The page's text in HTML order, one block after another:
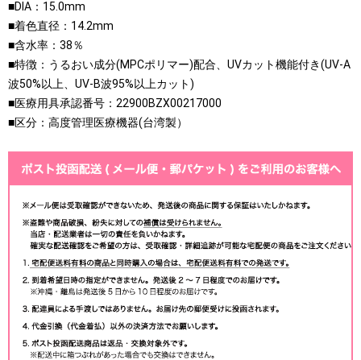
■DIA：15.0mm
■着色直径：14.2mm
■含水率：38％
■特徴：うるおい成分(MPCポリマー)配合、UVカット機能付き(UV-A
波50%以上、UV-B波95%以上カット)
■医療用具承認番号：22900BZX00217000
■区分：高度管理医療機器(台湾製）